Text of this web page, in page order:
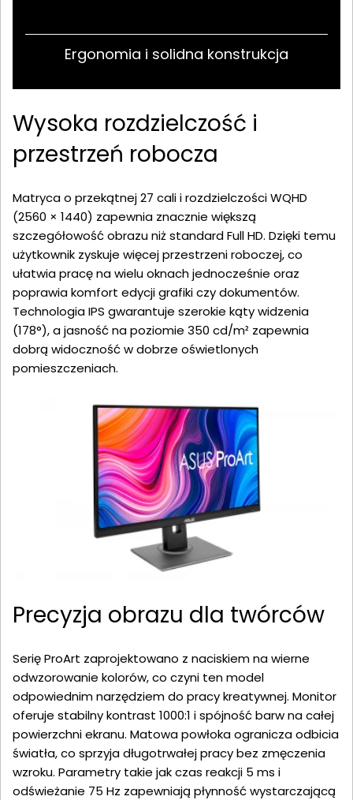
Ergonomia i solidna konstrukcja
Wysoka rozdzielczość i
przestrzeń robocza
Matryca o przekątnej 27 cali i rozdzielczości WQHD
(2560 × 1440) zapewnia znacznie większą
szczegółowość obrazu niż standard Full HD. Dzięki temu
użytkownik zyskuje więcej przestrzeni roboczej, co
ułatwia pracę na wielu oknach jednocześnie oraz
poprawia komfort edycji grafiki czy dokumentów.
Technologia IPS gwarantuje szerokie kąty widzenia
(178°), a jasność na poziomie 350 cd/m² zapewnia
dobrą widoczność w dobrze oświetlonych
pomieszczeniach.
Precyzja obrazu dla twórców
Serię ProArt zaprojektowano z naciskiem na wierne
odwzorowanie kolorów, co czyni ten model
odpowiednim narzędziem do pracy kreatywnej. Monitor
oferuje stabilny kontrast 1000:1 i spójność barw na całej
powierzchni ekranu. Matowa powłoka ogranicza odbicia
światła, co sprzyja długotrwałej pracy bez zmęczenia
wzroku. Parametry takie jak czas reakcji 5 ms i
odświeżanie 75 Hz zapewniają płynność wystarczającą